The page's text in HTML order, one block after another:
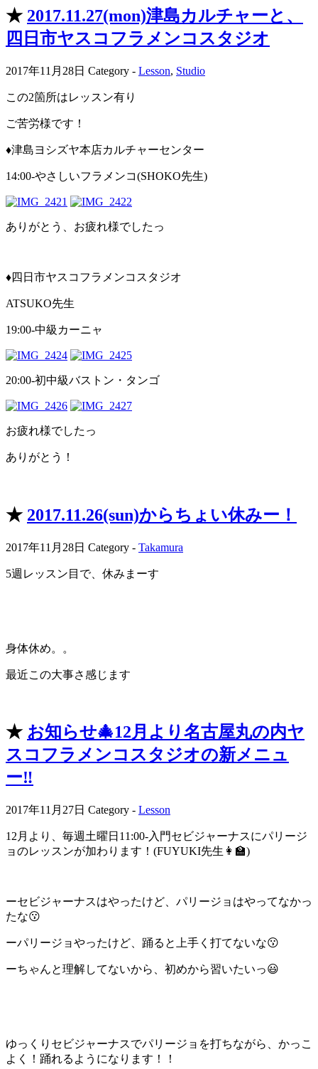
★ 2017.11.27(mon)津島カルチャーと、
四日市ヤスコフラメンコスタジオ
2017年11月28日 Category - Lesson, Studio
この2箇所はレッスン有り
ご苦労様です！
♦️津島ヨシズヤ本店カルチャーセンター
14:00-やさしいフラメンコ(SHOKO先生)
ありがとう、お疲れ様でしたっ
♦️四日市ヤスコフラメンコスタジオ
ATSUKO先生
19:00-中級カーニャ
20:00-初中級バストン・タンゴ
お疲れ様でしたっ
ありがとう！
★ 2017.11.26(sun)からちょい休みー！
2017年11月28日 Category - Takamura
5週レッスン目で、休みまーす
身体休め。。
最近この大事さ感じます
★ お知らせ🎄12月より名古屋丸の内ヤ
スコフラメンコスタジオの新メニュ
ー‼️
2017年11月27日 Category - Lesson
12月より、毎週土曜日11:00-入門セビジャーナスにパリージ
ョのレッスンが加わります！(FUYUKI先生👩‍🏫)
ーセビジャーナスはやったけど、パリージョはやってなかっ
たな😗
ーパリージョやったけど、踊ると上手く打てないな😗
ーちゃんと理解してないから、初めから習いたいっ😃
ゆっくりセビジャーナスでパリージョを打ちながら、かっこ
よく！踊れるようになります！！